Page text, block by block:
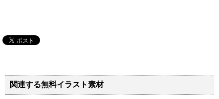
関連する無料イラスト素材